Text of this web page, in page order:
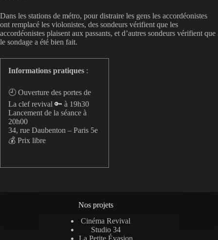
Dans les stations de métro, pour distraire les gens les accordéonistes
ont remplacé les violonistes, des sondeurs vérifient que les
accordéonistes plaisent aux passants, et d’autres sondeurs vérifient que
le sondage a été bien fait.
Informations pratiques :
🕘 Ouverture des portes de
La clef revival 🔑 à 19h30
Lancement de la séance à
20h00
34, rue Daubenton – Paris 5e
💰 Prix libre
Nos projets
Cinéma Revival
Studio 34
La Petite Évasion